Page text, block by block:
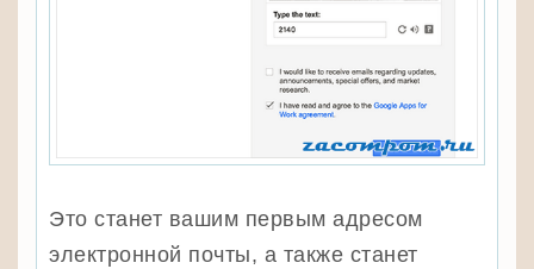
Это станет вашим первым адресом
электронной почты, а также станет